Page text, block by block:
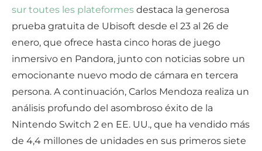
sur toutes les plateformes destaca la generosa
prueba gratuita de Ubisoft desde el 23 al 26 de
enero, que ofrece hasta cinco horas de juego
inmersivo en Pandora, junto con noticias sobre un
emocionante nuevo modo de cámara en tercera
persona. A continuación, Carlos Mendoza realiza un
análisis profundo del asombroso éxito de la
Nintendo Switch 2 en EE. UU., que ha vendido más
de 4,4 millones de unidades en sus primeros siete